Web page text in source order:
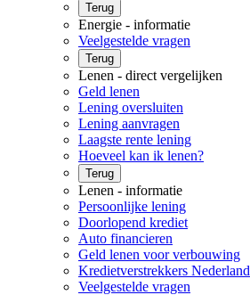
Terug
Energie - informatie
Veelgestelde vragen
Terug
Lenen - direct vergelijken
Geld lenen
Lening oversluiten
Lening aanvragen
Laagste rente lening
Hoeveel kan ik lenen?
Terug
Lenen - informatie
Persoonlijke lening
Doorlopend krediet
Auto financieren
Geld lenen voor verbouwing
Kredietverstrekkers Nederland
Veelgestelde vragen